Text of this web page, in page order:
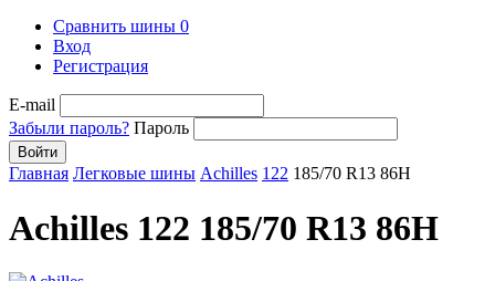
Сравнить шины 0
Вход
Регистрация
E-mail
Забыли пароль? Пароль
Войти
Главная Легковые шины Achilles 122 185/70 R13 86H
Achilles 122 185/70 R13 86H